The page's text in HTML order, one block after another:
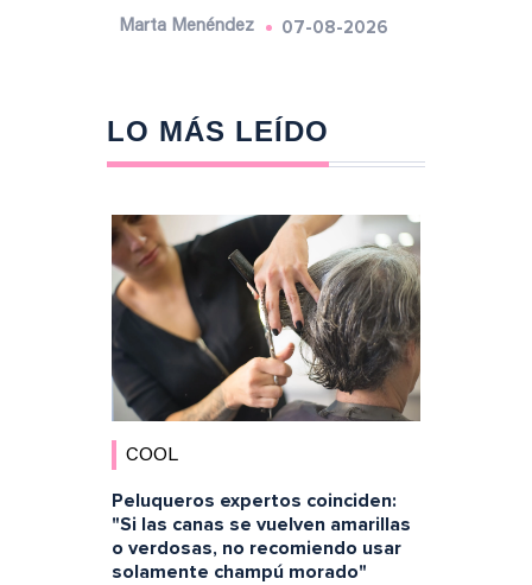
Marta Menéndez 07-08-2026
LO MÁS LEÍDO
COOL
Peluqueros expertos coinciden:
"Si las canas se vuelven amarillas
o verdosas, no recomiendo usar
solamente champú morado"